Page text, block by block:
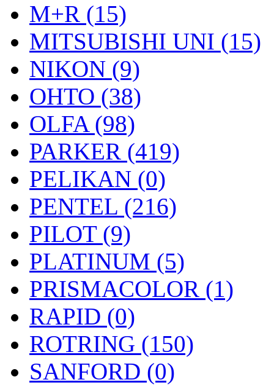
M+R (15)
MITSUBISHI UNI (15)
NIKON (9)
OHTO (38)
OLFA (98)
PARKER (419)
PELIKAN (0)
PENTEL (216)
PILOT (9)
PLATINUM (5)
PRISMACOLOR (1)
RAPID (0)
ROTRING (150)
SANFORD (0)